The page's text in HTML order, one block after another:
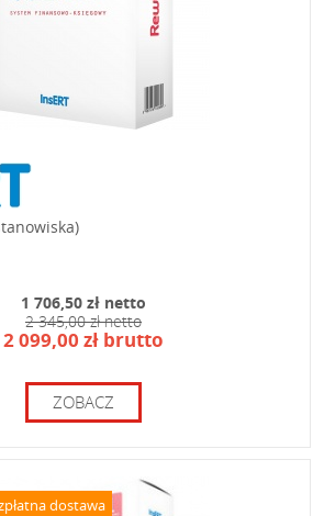
1 706,50 zł netto
2 345,00 zł netto
2 099,00 zł brutto
ZOBACZ
dostawa